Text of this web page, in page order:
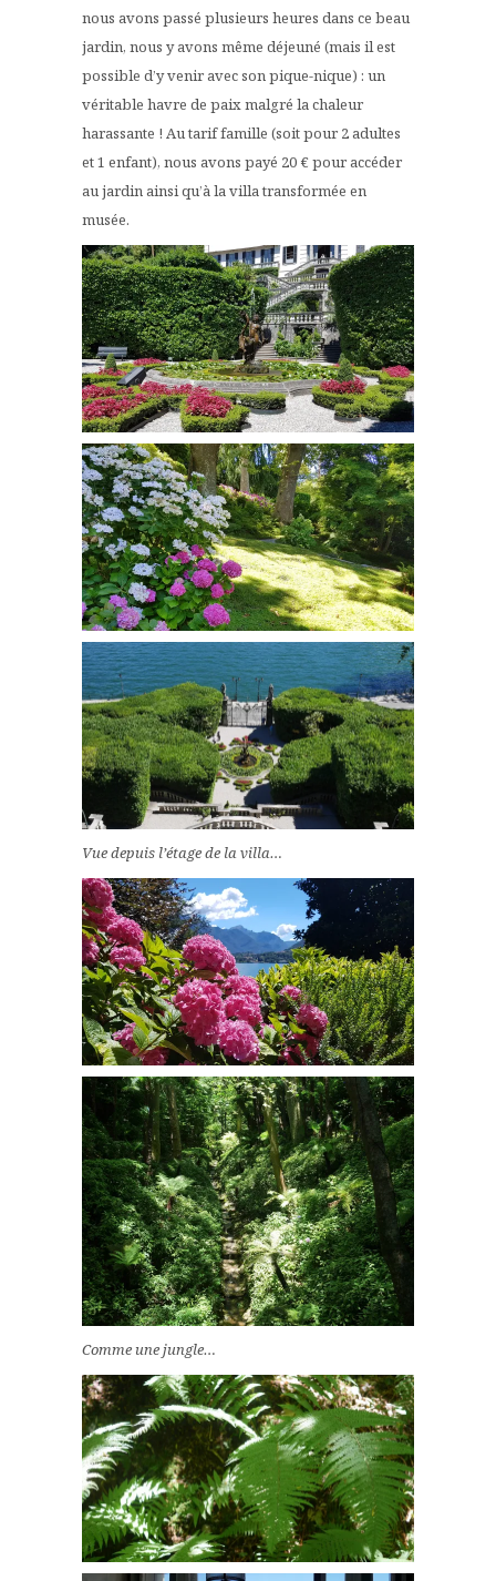
nous avons passé plusieurs heures dans ce beau
jardin, nous y avons même déjeuné (mais il est
possible d’y venir avec son pique-nique) : un
véritable havre de paix malgré la chaleur
harassante ! Au tarif famille (soit pour 2 adultes
et 1 enfant), nous avons payé 20 € pour accéder
au jardin ainsi qu’à la villa transformée en
musée.
Vue depuis l’étage de la villa…
Comme une jungle…